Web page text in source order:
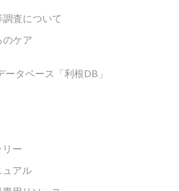
査について
のケア
ータベース「利根DB」
リー
ュアル